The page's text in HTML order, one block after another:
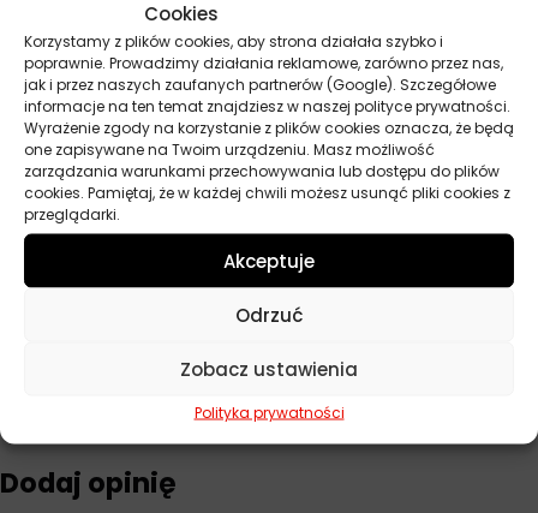
Cookies
Korzystamy z plików cookies, aby strona działała szybko i
poprawnie. Prowadzimy działania reklamowe, zarówno przez nas,
jak i przez naszych zaufanych partnerów (Google). Szczegółowe
informacje na ten temat znajdziesz w naszej polityce prywatności.
Wyrażenie zgody na korzystanie z plików cookies oznacza, że będą
one zapisywane na Twoim urządzeniu. Masz możliwość
zarządzania warunkami przechowywania lub dostępu do plików
cookies. Pamiętaj, że w każdej chwili możesz usunąć pliki cookies z
przeglądarki.
Akceptuje
Odrzuć
Zobacz ustawienia
Polityka prywatności
Parametry techniczne
Producent Orlen
Baza Mineralny
Lepkość 15W-40
API SL
Pojemność 4,5 l, 5 l
Na razie nie ma opinii o produkcie.
Dodaj opinię